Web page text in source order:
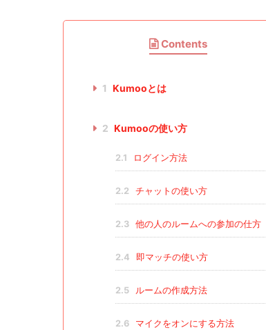
Contents
1 Kumooとは
2 Kumooの使い方
2.1 ログイン方法
2.2 チャットの使い方
2.3 他の人のルームへの参加の仕方
2.4 即マッチの使い方
2.5 ルームの作成方法
2.6 マイクをオンにする方法